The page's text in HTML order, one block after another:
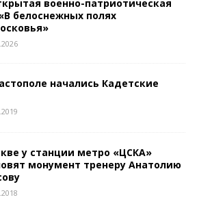
военно-патриотическая
белоснежных полях
начались Кадетские
у станции метро «ЦСКА»
монумент тренеру Анатолию